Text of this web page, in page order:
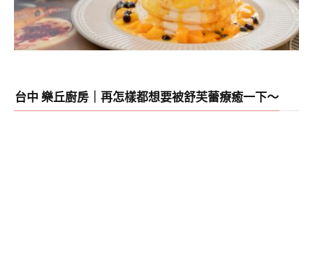
台中 樂丘廚房｜再怎樣都想要被舒芙蕾療癒一下～